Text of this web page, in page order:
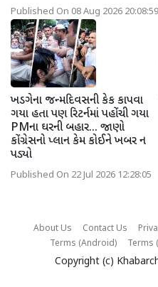
Published On 08 Aug 2026 20:08:59
ખડગેના જન્મદિવસની કેક કાપવા
ગયા હતા પણ રિટર્નમાં પહોંચી ગયા
PMના ઘરની બહાર... જાણો
કોંગ્રેસનો પ્લાન કેમ કોઈને ખબર ન
પડ્યો
Published On 22 Jul 2026 12:28:05
About Us Contact Us
Terms (Android)
Terms
Copyright (c)